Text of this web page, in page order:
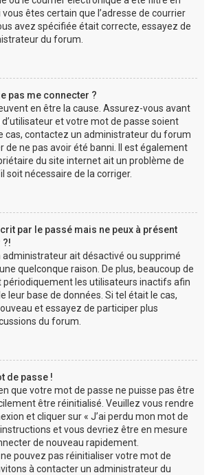
êtes certain que l’adresse de courrier
avez spécifiée était correcte, essayez de
du forum.
pas me connecter ?
en être la cause. Assurez-vous avant
et votre mot de passe soient
cas, contactez un administrateur du forum
de ne pas avoir été banni. Il est également
du site internet ait un problème de
soit nécessaire de la corriger.
par le passé mais ne peux à présent
?!
administrateur ait désactivé ou supprimé
quelconque raison. De plus, beaucoup de
les utilisateurs inactifs afin
leur base de données. Si tel était le cas,
et essayez de participer plus
du forum.
de passe !
que votre mot de passe ne puisse pas être
être réinitialisé. Veuillez vous rendre
et cliquer sur « J’ai perdu mon mot de
et vous devriez être en mesure
de nouveau rapidement.
pouvez pas réinitialiser votre mot de
à contacter un administrateur du